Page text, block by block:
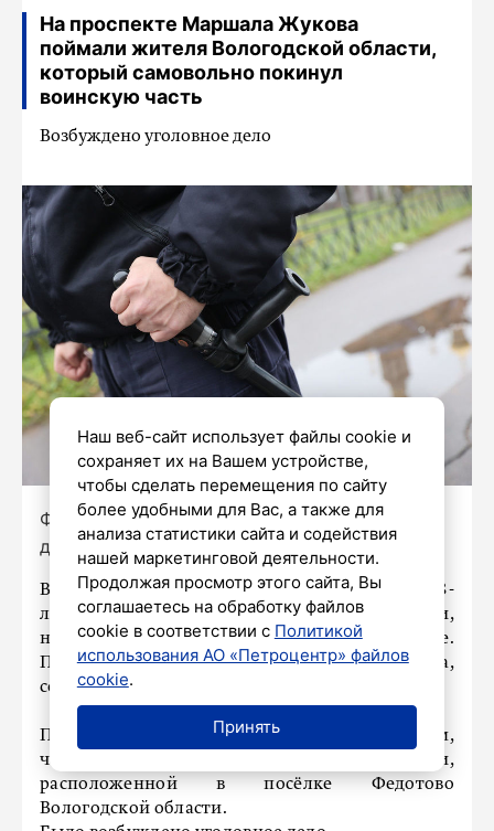
На проспекте Маршала Жукова
поймали жителя Вологодской области,
который самовольно покинул
воинскую часть
Возбуждено уголовное дело
Фото: Дмитрий Фуфаев/«Петербургский
дневник»
В Петербурге 29 августа накануне задержали 48-
летнего жителя Вологодской области,
находящегося в федеральном розыске.
Поймали его на проспекте Маршала Жукова,
сообщает78.ru.
По данным полиции, мужчину обвиняют в том,
что он самовольно ушел из воинской части,
расположенной в посёлке Федотово
Вологодской области.
Наш веб-сайт использует файлы cookie и
сохраняет их на Вашем устройстве,
чтобы сделать перемещения по сайту
более удобными для Вас, а также для
анализа статистики сайта и содействия
нашей маркетинговой деятельности.
Продолжая просмотр этого сайта, Вы
соглашаетесь на обработку файлов
cookie в соответствии с Политикой
использования АО «Петроцентр» файлов
cookie.
Принять